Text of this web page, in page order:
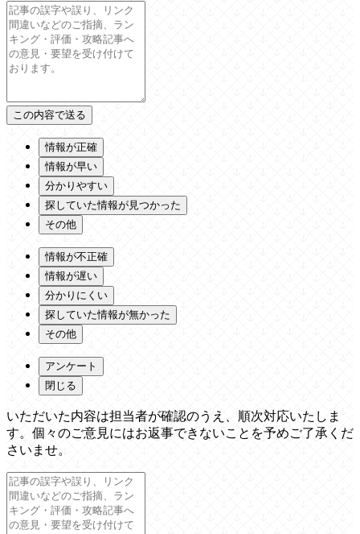
情報が正確
情報が早い
分かりやすい
探していた情報が見つかった
その他
情報が不正確
情報が遅い
分かりにくい
探していた情報が無かった
その他
アンケート
閉じる
いただいた内容は担当者が確認のうえ、順次対応いたしま
す。個々のご意見にはお返事できないことを予めご了承くだ
さいませ。